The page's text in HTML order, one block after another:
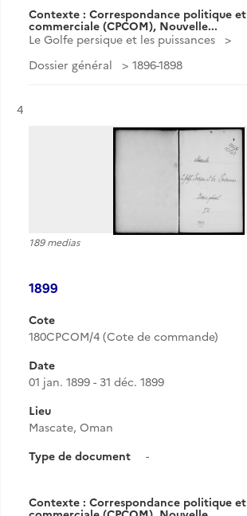
Contexte : Correspondance politique et
commerciale (CPCOM), Nouvelle...
Le Golfe persique et les puissances
Dossier général
1896-1898
Résultat n°
4
189 medias
1899
Cote
180CPCOM/4 (Cote de commande)
Date
01 jan. 1899 - 31 déc. 1899
Lieu
Mascate, Oman
Type de document
-
Contexte : Correspondance politique et